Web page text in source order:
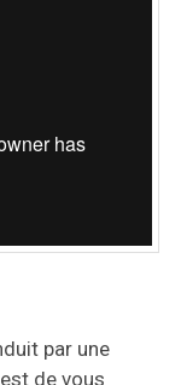
par une
de vous